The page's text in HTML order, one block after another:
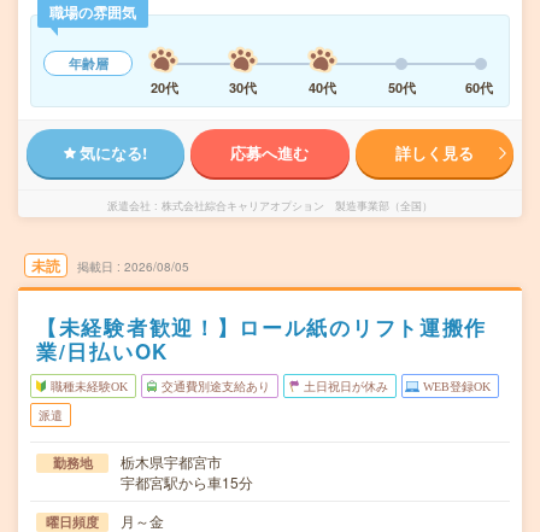
職場の雰囲気
年齢層
20代
30代 40代 50代 60代
気になる! 応募へ進む 詳しく見る
派遣会社 株式会社綜合キャリアオプション 製造事業部（全国）
未読 掲載日 2026/08/05
【未経験者歓迎！】ロール紙のリフト運搬作
業/日払いOK
職種未経験OK 交通費別途支給あり 土日祝日が休み WEB登録OK
派遣
勤務地
栃木県宇都宮市
宇都宮駅から車15分
曜日頻度 月～金